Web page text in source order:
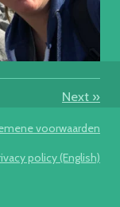
Next »
voorwaarden
policy (English)